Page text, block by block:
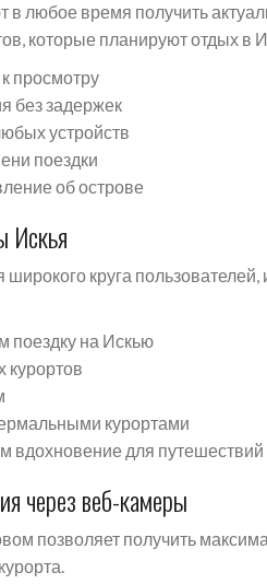
в любое время получить
которые планируют отдых в
просмотру
без задержек
устройств
поездки
об острове
Искья
круга
поездку на Искью
курортов
курортами
вдохновение для путешествий
через веб-камеры
позволяет получить